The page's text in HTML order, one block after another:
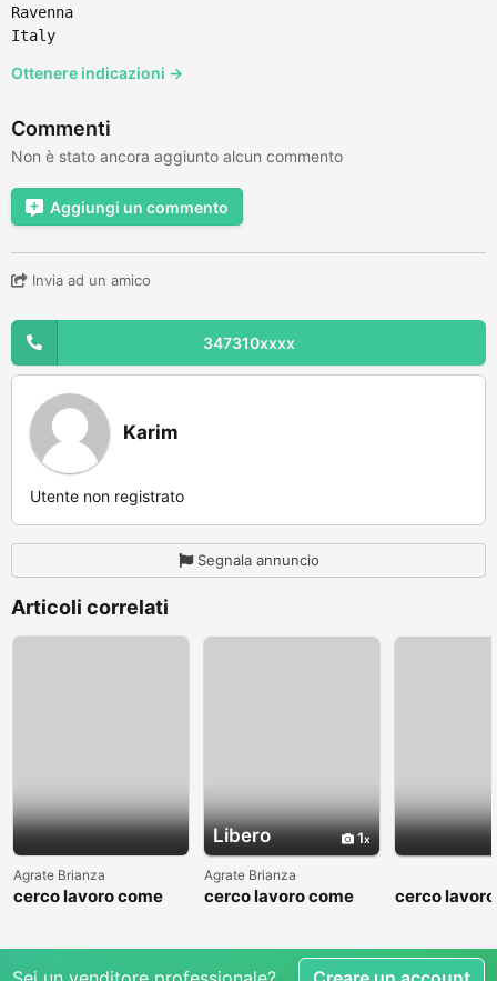
Ravenna
Italy
Ottenere indicazioni →
Commenti
Non è stato ancora aggiunto alcun commento
Aggiungi un commento
Invia ad un amico
347310xxxx
Karim
Utente non registrato
Segnala annuncio
Articoli correlati
Agrate Brianza
cerco lavoro come
Libero 1
Agrate Brianza
cerco lavoro come
cerco